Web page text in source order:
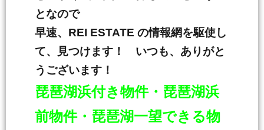
となので
早速、REI ESTATE の情報網を駆使し
て、見つけます！ いつも、ありがと
うございます！
琵琶湖浜付き物件・琵琶湖浜
前物件・琵琶湖一望できる物